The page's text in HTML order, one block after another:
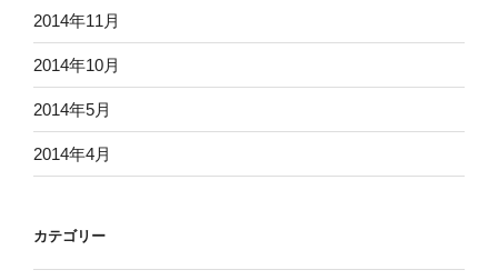
2014年11月
2014年10月
2014年5月
2014年4月
カテゴリー